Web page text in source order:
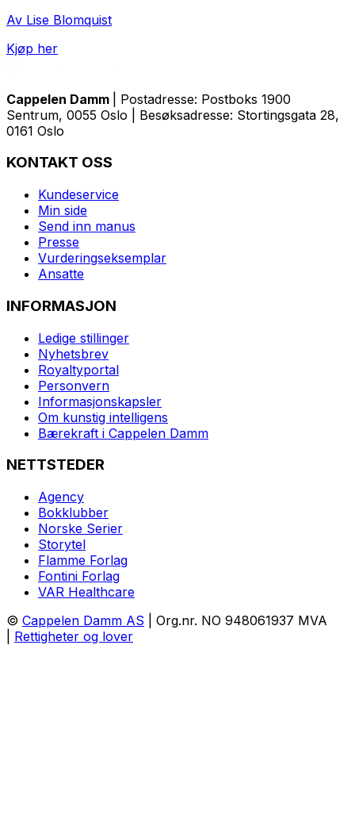
Av Lise Blomquist
Kjøp her
Cappelen Damm
| Postadresse: Postboks 1900
Sentrum, 0055 Oslo | Besøksadresse: Stortingsgata 28,
0161 Oslo
KONTAKT OSS
Kundeservice
Min side
Send inn manus
Presse
Vurderingseksemplar
Ansatte
INFORMASJON
Ledige stillinger
Nyhetsbrev
Royaltyportal
Personvern
Informasjonskapsler
Om kunstig intelligens
Bærekraft i Cappelen Damm
NETTSTEDER
Agency
Bokklubber
Norske Serier
Storytel
Flamme Forlag
Fontini Forlag
VAR Healthcare
© Cappelen Damm AS | Org.nr. NO 948061937 MVA
Rettigheter og lover